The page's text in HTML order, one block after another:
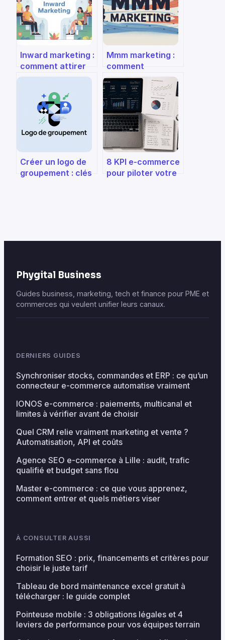
Inward marketing :
comment attirer
vos clients sans
Mmm marketing :
comment
fonctionne ce
modèle et que
faut-il en retenir ?
Créer un logo de
groupement : clés
8 KPI e-commerce
pour piloter votre
Phygital Business
Guides business, marketing, tech et finance pour PME et
commerces qui veulent unifier leurs canaux.
DERNIERS GUIDES
Synchroniser stocks, commandes et ERP : ce qu’un
connecteur e-commerce automatise vraiment
IONOS e-commerce : paiements, multicanal et
limites à vérifier avant de choisir
Quel CRM relie vraiment marketing et vente ?
Automatisation, API et coûts
Agence SEO e-commerce à Lille : audit, trafic
qualifié et budget sans flou
Master e-commerce : ce que vous apprenez,
comment entrer et quels métiers viser
À CONSULTER AUSSI
Formation SEO : prix, financements et critères pour
choisir le juste tarif
Tableau de bord maintenance excel gratuit à
télécharger : le guide complet
Pointeuse mobile : 3 obligations légales et 4
leviers de performance pour vos équipes terrain